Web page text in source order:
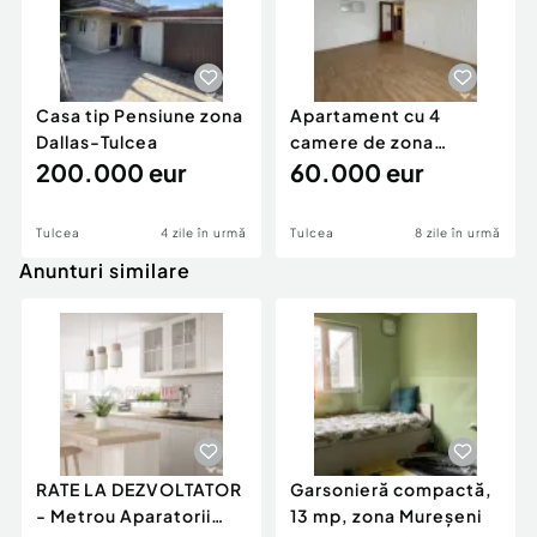
Casa tip Pensiune zona
Dallas-Tulcea
200.000 eur
Tulcea 4 zile în urmă
Apartament cu 4
camere de zona
centrala Tulcea
60.000 eur
Tulcea 8 zile în urmă
Anunturi similare
RATE LA DEZVOLTATOR
- Metrou Aparatorii
Garsonieră compactă,
13 mp, zona Mureșeni